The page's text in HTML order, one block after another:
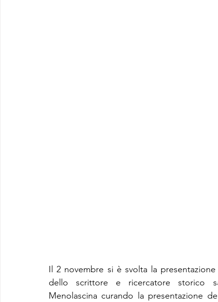
Il 2 novembre si è svolta la
dello scrittore e ricercatore storico
Menolascina curando la presentazione